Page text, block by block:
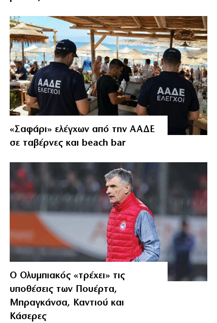
«Σαφάρι» ελέγχων από την ΑΑΔΕ
σε ταβέρνες και beach bar
Ο Ολυμπιακός «τρέχει» τις
υποθέσεις των Πουέρτα,
Μπραγκάνσα, Καντιού και
Κάσερες